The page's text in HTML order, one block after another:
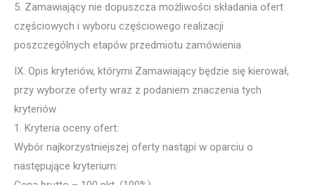
5. Zamawiający nie dopuszcza możliwości składania ofert
częściowych i wyboru częściowego realizacji
poszczególnych etapów przedmiotu zamówienia
IX. Opis kryteriów, którymi Zamawiający będzie się kierował,
przy wyborze oferty wraz z podaniem znaczenia tych
kryteriów
1. Kryteria oceny ofert:
Wybór najkorzystniejszej oferty nastąpi w oparciu o
następujące kryterium: